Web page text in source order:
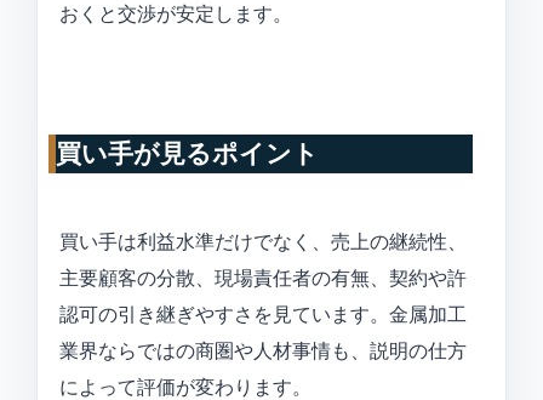
おくと交渉が安定します。
買い手が見るポイント
買い手は利益水準だけでなく、売上の継続性、
主要顧客の分散、現場責任者の有無、契約や許
認可の引き継ぎやすさを見ています。金属加工
業界ならではの商圏や人材事情も、説明の仕方
によって評価が変わります。